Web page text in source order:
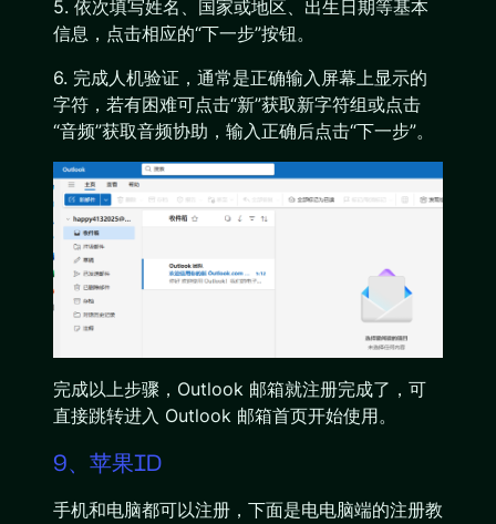
5. 依次填写姓名、国家或地区、出生日期等基本
信息，点击相应的“下一步”按钮。
6. 完成人机验证，通常是正确输入屏幕上显示的
字符，若有困难可点击“新”获取新字符组或点击
“音频”获取音频协助，输入正确后点击“下一步”。
完成以上步骤，Outlook 邮箱就注册完成了，可
直接跳转进入 Outlook 邮箱首页开始使用。
9、苹果ID
手机和电脑都可以注册，下面是电电脑端的注册教